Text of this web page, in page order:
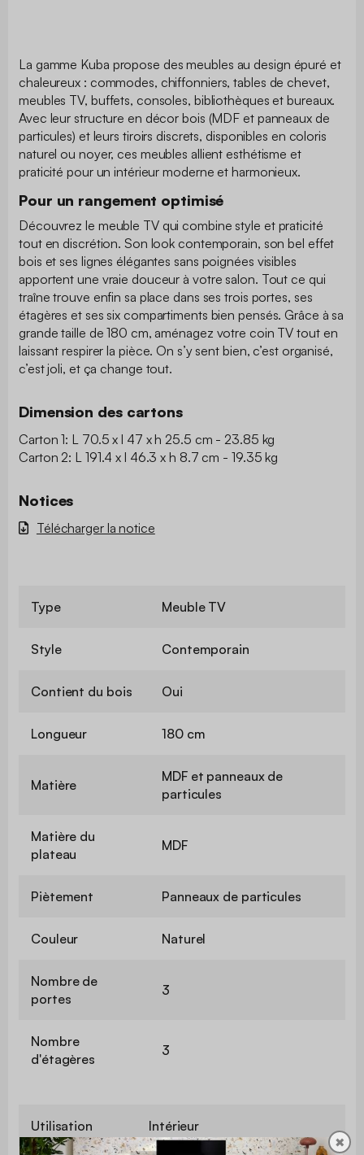
La gamme Kuba propose des meubles au design épuré et
chaleureux : commodes, chiffonniers, tables de chevet,
meubles TV, buffets, consoles, bibliothèques et bureaux.
Avec leur structure en décor bois (MDF et panneaux de
particules) et leurs tiroirs discrets, disponibles en coloris
naturel ou noyer, ces meubles allient esthétisme et
praticité pour un intérieur moderne et harmonieux.
Pour un rangement optimisé
Découvrez le meuble TV qui combine style et praticité
tout en discrétion. Son look contemporain, son bel effet
bois et ses lignes élégantes sans poignées visibles
apportent une vraie douceur à votre salon. Tout ce qui
traîne trouve enfin sa place dans ses trois portes, ses
étagères et ses six compartiments bien pensés. Grâce à sa
grande taille de 180 cm, aménagez votre coin TV tout en
laissant respirer la pièce. On s’y sent bien, c’est organisé,
c’est joli, et ça change tout.
Dimension des cartons
Carton 1: L 70.5 x l 47 x h 25.5 cm - 23.85 kg
Carton 2: L 191.4 x l 46.3 x h 8.7 cm - 19.35 kg
Notices
Télécharger la notice
Type Meuble TV
Style Contemporain
Contient du bois Oui
Longueur 180 cm
Matière
MDF et panneaux de
particules
Matière du
plateau
MDF
Piètement Panneaux de particules
Couleur Naturel
Nombre de
portes
3
Nombre
d'étagères
3
Utilisation Intérieur
✖